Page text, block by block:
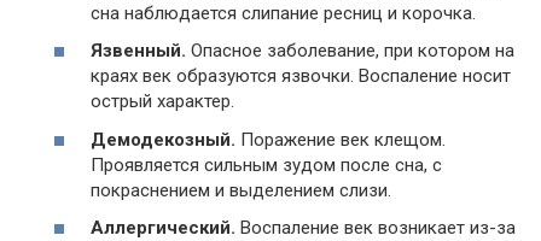
сна наблюдается слипание ресниц и корочка.
Язвенный. Опасное заболевание, при котором на
краях век образуются язвочки. Воспаление носит
острый характер.
Демодекозный. Поражение век клещом.
Проявляется сильным зудом после сна, с
покраснением и выделением слизи.
Аллергический. Воспаление век возникает из-за